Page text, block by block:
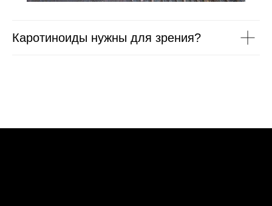
Каротиноиды нужны для зрения?